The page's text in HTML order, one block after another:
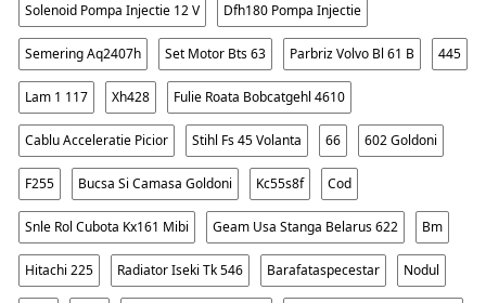
Solenoid Pompa Injectie 12 V Dfh180 Pompa Injectie
Semering Aq2407h Set Motor Bts 63 Parbriz Volvo Bl 61 B 445
Lam 1 117 Xh428 Fulie Roata Bobcatgehl 4610
Cablu Acceleratie Picior Stihl Fs 45 Volanta 66 602 Goldoni
F255 Bucsa Si Camasa Goldoni Kc55s8f Cod
Snle Rol Cubota Kx161 Mibi Geam Usa Stanga Belarus 622 Bm
Hitachi 225 Radiator Iseki Tk 546 Barafataspecestar Nodul